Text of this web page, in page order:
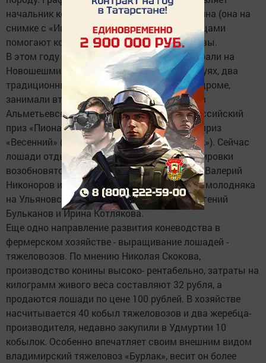
начальник конного двора Алеся Шарифуллина (она на
снимке с «Икаром»), ей ухаживать за орловцами
помогают конюхи Николай и Галина Шумковы.
В этом году рысаки Николая Скокова выиграли на
Новошешминском и Нижнекамском Сабантуях, два
традиционных приза на Ульяновском ипподроме,
занимали вторые места на Дне нефтяника в
Альметьевске, в бегах на традиционный российский
приз «Пиона» на Казанском ипподроме, на приз
«Весенний» (среди трехлеток - «Перекресток»). Сейчас
лошади отдыхают, а по первому снегу тренировки
возобновятся. В районе рысаков тренирует Валерий
Никоноров из Чув. Чебоксарки, а тренингом молодняка
на Ульяновском ипподроме занимаются Евгений
Бульканов и Ирина Котлякова.
Еще одно направление развития коневодства в
фермерском хозяйстве - выращивание лошадей -
тяжеловозов. По мнению Николая Скокова,
производство конины высоко- рентабельно, затраты на
килограмм живого веса составляют 32 рубля, а
продаются лошади по цене 100 рублей. В хозяйстве
насчитывается 40 кобыл тяжеловозов и два жеребца-
производителя, недавно закупили в Удмуртии 10
кобылок. Особенно впечатляет своим внешним видом
владимирский тяжеловоз «Бурлак», весит он более